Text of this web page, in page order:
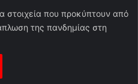
στοιχεία που προκύπτουν από
της πανδημίας στη